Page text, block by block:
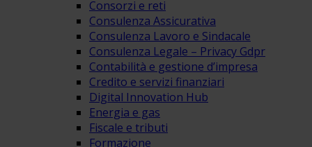
Consorzi e reti
Consulenza Assicurativa
Consulenza Lavoro e Sindacale
Consulenza Legale – Privacy Gdpr
Contabilità e gestione d’impresa
Credito e servizi finanziari
Digital Innovation Hub
Energia e gas
Fiscale e tributi
Formazione